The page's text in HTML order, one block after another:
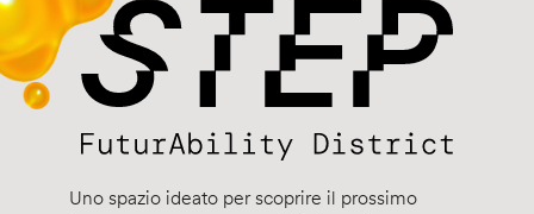
Uno spazio ideato per scoprire il prossimo